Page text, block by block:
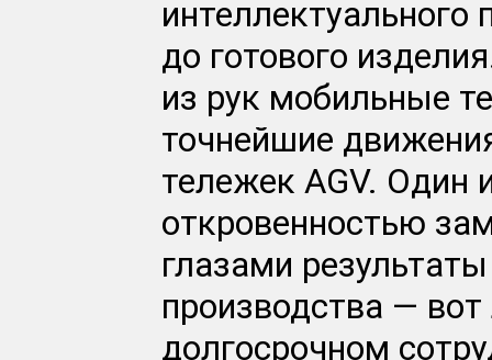
интеллектуального
до готового
из рук мобильные
точнейшие
тележек AGV. Один
откровенностью
глазами
производства —
долгосрочном